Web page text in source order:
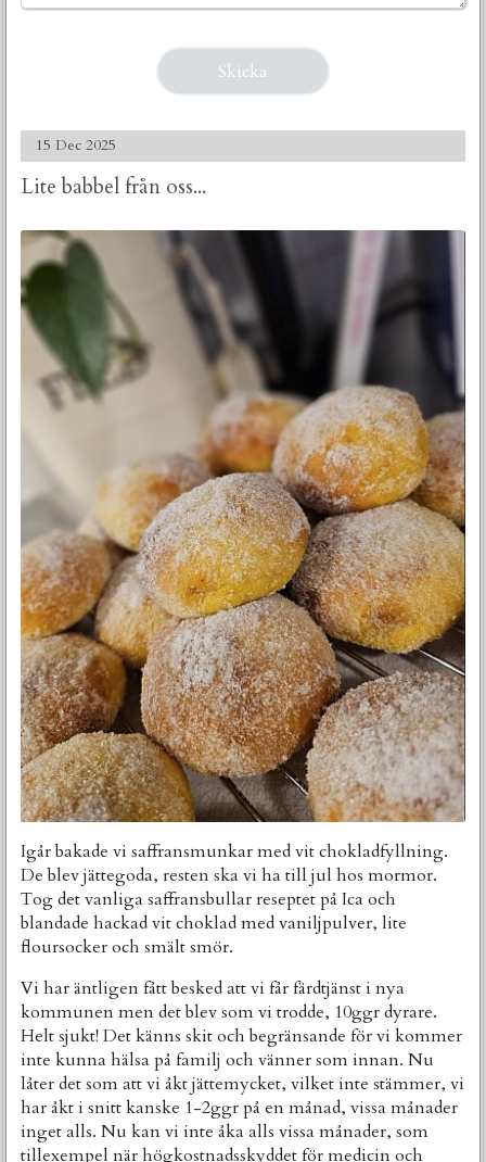
15 Dec 2025
Lite babbel från oss...
Igår bakade vi saffransmunkar med vit chokladfyllning.
De blev jättegoda, resten ska vi ha till jul hos mormor.
Tog det vanliga saffransbullar reseptet på Ica och
blandade hackad vit choklad med vaniljpulver, lite
floursocker och smält smör.
Vi har äntligen fått besked att vi får färdtjänst i nya
kommunen men det blev som vi trodde, 10ggr dyrare.
Helt sjukt! Det känns skit och begränsande för vi kommer
inte kunna hälsa på familj och vänner som innan. Nu
låter det som att vi åkt jättemycket, vilket inte stämmer, vi
har åkt i snitt kanske 1-2ggr på en månad, vissa månader
inget alls. Nu kan vi inte åka alls vissa månader, som
tillexempel när högkostnadsskyddet för medicin och